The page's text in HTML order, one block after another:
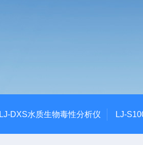
LJ-DXS水质生物毒性分析仪 LJ-